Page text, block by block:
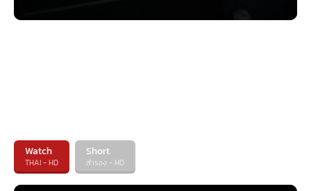
Watch
THAI - HD
Short
สำรอง - HD